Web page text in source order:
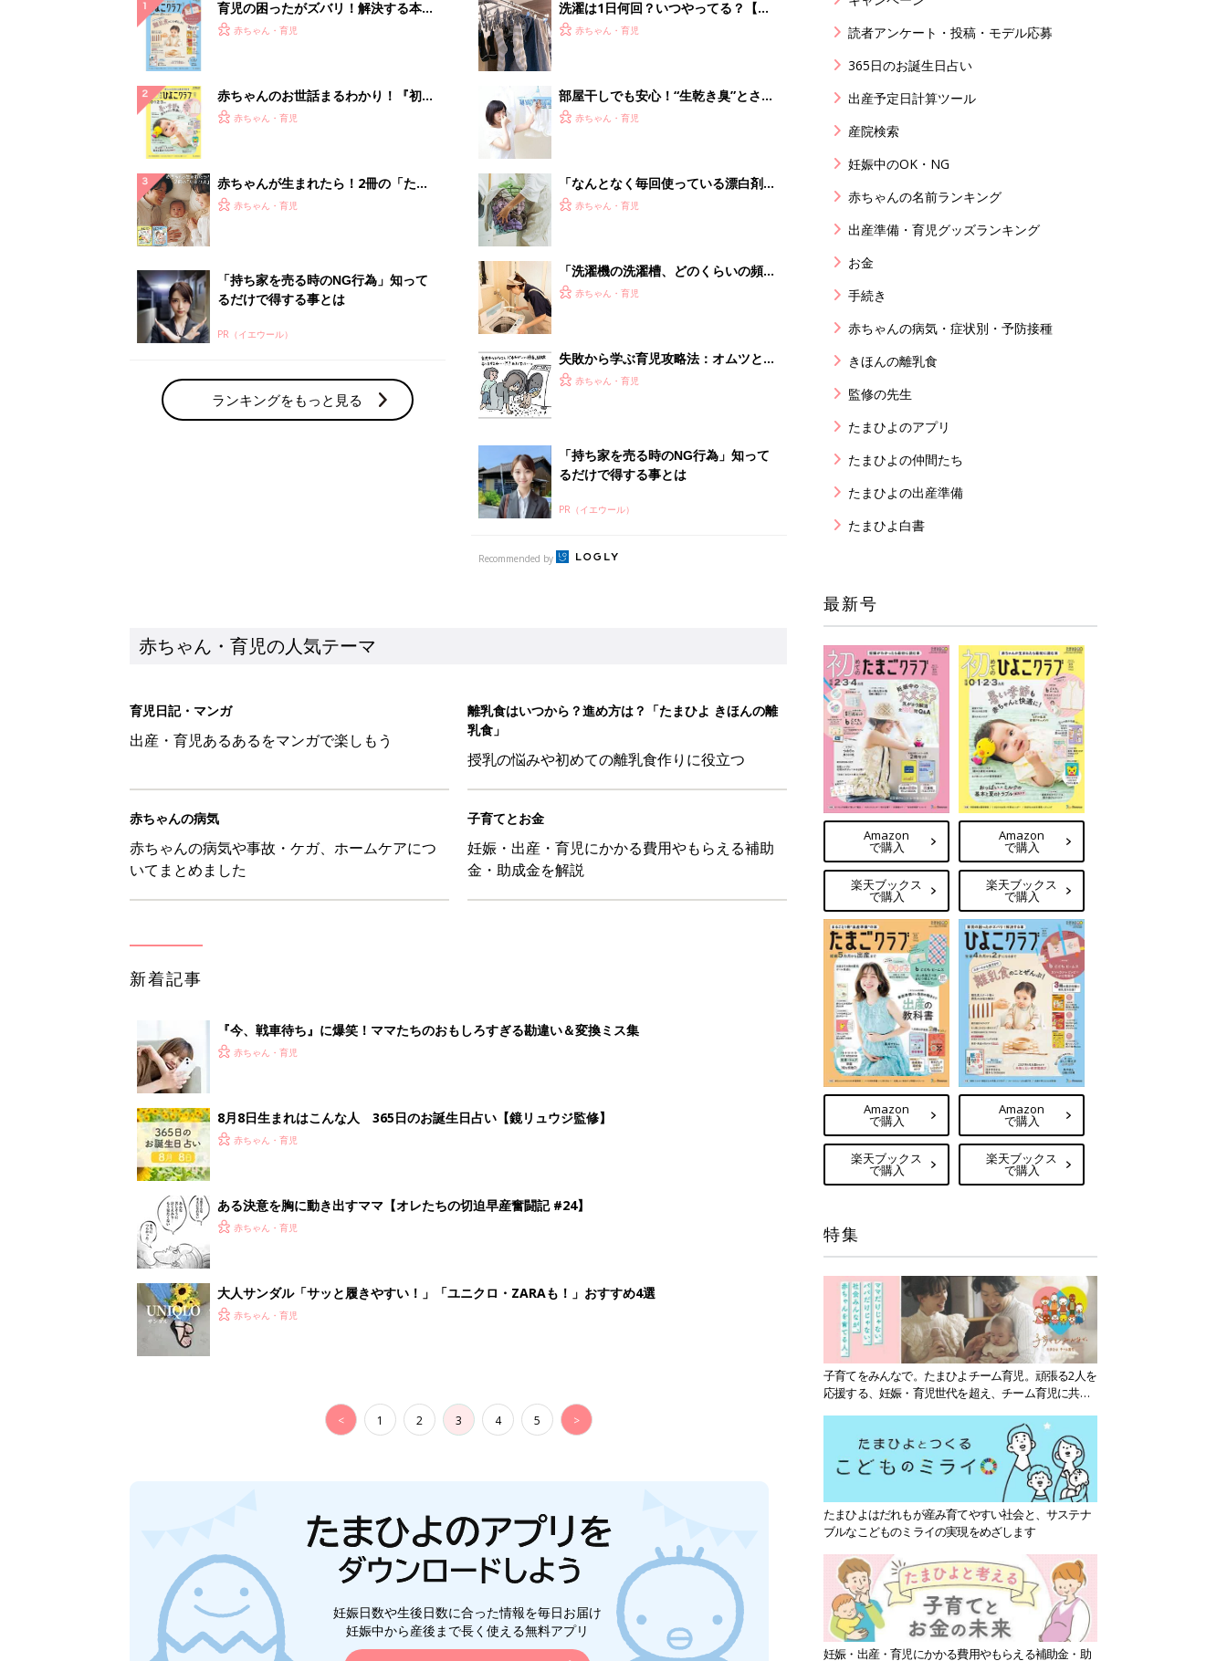
PR（イエウール）
ランキングをもっと見る
門家に聞いたら…
PR（イエウール）
赤ちゃん・育児の人気テーマ
育児日記・マンガ
離乳食はいつから？進め方は？「たまひよ きほんの離
授乳の悩みや初めての離乳食作りに役立つ
子育てとお金
妊娠・出産・育児にかかる費用やもらえる補助
金・助成金を解説
『今、戦車待ち』に爆笑！ママたちのおもしろすぎる勘違い＆変換ミス集
赤ちゃん・育児
8月8日生まれはこんな人 365日のお誕生日占い【鏡リュウジ監修】
赤ちゃん・育児
ある決意を胸に動き出すママ【オレたちの切迫早産奮闘記 #24】
< 1 2 3 4 5 >
読者アンケート・投稿・モデル応募
365日のお誕生日占い
出産予定日計算ツール
産院検索
妊娠中のOK・NG
赤ちゃんの名前ランキング
出産準備・育児グッズランキング
お金
手続き
赤ちゃんの病気・症状別・予防接種
きほんの離乳食
監修の先生
たまひよのアプリ
たまひよの仲間たち
たまひよの出産準備
たまひよ白書
最新号
Amazon
で購入
楽天ブックス
で購入
Amazon
で購入
楽天ブックス
で購入
Amazon
で購入
楽天ブックス
で購入
Amazon
で購入
楽天ブックス
で購入
特集
子育てをみんなで。たまひよチーム育児。頑張る2人を
応援する、妊娠・育児世代を超え、チーム育児に共感
たまひよはだれもが産み育てやすい社会と、サステナ
ブルなこどものミライの実現をめざします
妊娠・出産・育児にかかる費用やもらえる補助金・助